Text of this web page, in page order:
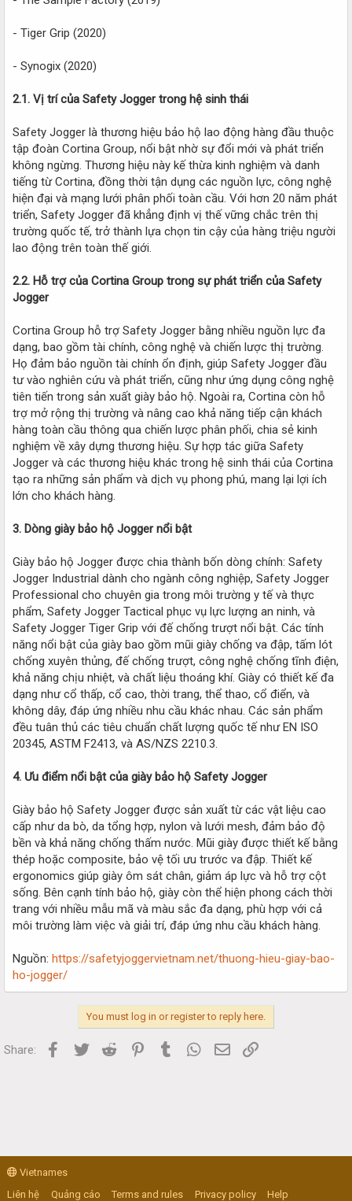
- Tiger Grip (2020)
- Synogix (2020)
2.1. Vị trí của Safety Jogger trong hệ sinh thái
Safety Jogger là thương hiệu bảo hộ lao động hàng đầu thuộc
tập đoàn Cortina Group, nổi bật nhờ sự đổi mới và phát triển
không ngừng. Thương hiệu này kế thừa kinh nghiệm và danh
tiếng từ Cortina, đồng thời tận dụng các nguồn lực, công nghệ
hiện đại và mạng lưới phân phối toàn cầu. Với hơn 20 năm phát
triển, Safety Jogger đã khẳng định vị thế vững chắc trên thị
trường quốc tế, trở thành lựa chọn tin cậy của hàng triệu người
lao động trên toàn thế giới.
2.2. Hỗ trợ của Cortina Group trong sự phát triển của Safety
Jogger
Cortina Group hỗ trợ Safety Jogger bằng nhiều nguồn lực đa
dạng, bao gồm tài chính, công nghệ và chiến lược thị trường.
Họ đảm bảo nguồn tài chính ổn định, giúp Safety Jogger đầu
tư vào nghiên cứu và phát triển, cũng như ứng dụng công nghệ
tiên tiến trong sản xuất giày bảo hộ. Ngoài ra, Cortina còn hỗ
trợ mở rộng thị trường và nâng cao khả năng tiếp cận khách
hàng toàn cầu thông qua chiến lược phân phối, chia sẻ kinh
nghiệm về xây dựng thương hiệu. Sự hợp tác giữa Safety
Jogger và các thương hiệu khác trong hệ sinh thái của Cortina
tạo ra những sản phẩm và dịch vụ phong phú, mang lại lợi ích
lớn cho khách hàng.
3. Dòng giày bảo hộ Jogger nổi bật
Giày bảo hộ Jogger được chia thành bốn dòng chính: Safety
Jogger Industrial dành cho ngành công nghiệp, Safety Jogger
Professional cho chuyên gia trong môi trường y tế và thực
phẩm, Safety Jogger Tactical phục vụ lực lượng an ninh, và
Safety Jogger Tiger Grip với đế chống trượt nổi bật. Các tính
năng nổi bật của giày bao gồm mũi giày chống va đập, tấm lót
chống xuyên thủng, đế chống trượt, công nghệ chống tĩnh điện,
khả năng chịu nhiệt, và chất liệu thoáng khí. Giày có thiết kế đa
dạng như cổ thấp, cổ cao, thời trang, thể thao, cổ điển, và
không dây, đáp ứng nhiều nhu cầu khác nhau. Các sản phẩm
đều tuân thủ các tiêu chuẩn chất lượng quốc tế như EN ISO
20345, ASTM F2413, và AS/NZS 2210.3.
4. Ưu điểm nổi bật của giày bảo hộ Safety Jogger
Giày bảo hộ Safety Jogger được sản xuất từ các vật liệu cao
cấp như da bò, da tổng hợp, nylon và lưới mesh, đảm bảo độ
bền và khả năng chống thấm nước. Mũi giày được thiết kế bằng
thép hoặc composite, bảo vệ tối ưu trước va đập. Thiết kế
ergonomics giúp giày ôm sát chân, giảm áp lực và hỗ trợ cột
sống. Bên cạnh tính bảo hộ, giày còn thể hiện phong cách thời
trang với nhiều mẫu mã và màu sắc đa dạng, phù hợp với cả
môi trường làm việc và giải trí, đáp ứng nhu cầu khách hàng.
Nguồn: https://safetyjoggervietnam.net/thuong-hieu-giay-bao-
ho-jogger/
You must log in or register to reply here.
Share: Facebook
Twitter Reddit PinterestTumblr WhatsApp
Email
Vietnames
Liên hệ
Quảng cáo Terms and rules Privacy policy
Help